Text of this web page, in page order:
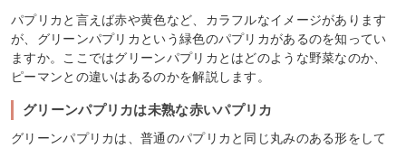
パプリカと言えば赤や黄色など、カラフルなイメージがあります
が、グリーンパプリカという緑色のパプリカがあるのを知ってい
ますか。ここではグリーンパプリカとはどのような野菜なのか、
ピーマンとの違いはあるのかを解説します。
グリーンパプリカは未熟な赤いパプリカ
グリーンパプリカは、普通のパプリカと同じ丸みのある形をして